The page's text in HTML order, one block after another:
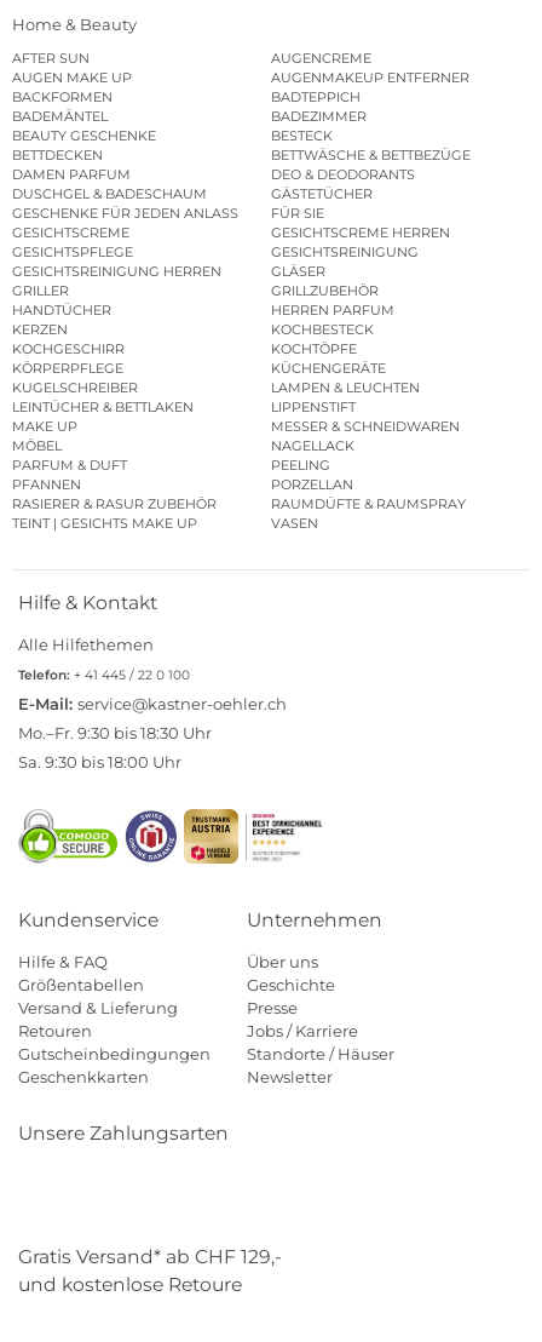
Home & Beauty
AFTER SUN
AUGENCREME
AUGEN MAKE UP
AUGENMAKEUP ENTFERNER
BACKFORMEN
BADTEPPICH
BADEMÄNTEL
BADEZIMMER
BEAUTY GESCHENKE
BESTECK
BETTDECKEN
BETTWÄSCHE & BETTBEZÜGE
DAMEN PARFUM
DEO & DEODORANTS
DUSCHGEL & BADESCHAUM
GÄSTETÜCHER
GESCHENKE FÜR JEDEN ANLASS
FÜR SIE
GESICHTSCREME
GESICHTSCREME HERREN
GESICHTSPFLEGE
GESICHTSREINIGUNG
GESICHTSREINIGUNG HERREN
GLÄSER
GRILLER
GRILLZUBEHÖR
HANDTÜCHER
HERREN PARFUM
KERZEN
KOCHBESTECK
KOCHGESCHIRR
KOCHTÖPFE
KÖRPERPFLEGE
KÜCHENGERÄTE
KUGELSCHREIBER
LAMPEN & LEUCHTEN
LEINTÜCHER & BETTLAKEN
LIPPENSTIFT
MAKE UP
MESSER & SCHNEIDWAREN
MÖBEL
NAGELLACK
PARFUM & DUFT
PEELING
PFANNEN
PORZELLAN
RASIERER & RASUR ZUBEHÖR
RAUMDÜFTE & RAUMSPRAY
TEINT | GESICHTS MAKE UP
VASEN
Hilfe & Kontakt
Alle Hilfethemen
Telefon: + 41 445 / 22 0 100
E-Mail: service@kastner-oehler.ch
Mo.–Fr. 9:30 bis 18:30 Uhr
Sa. 9:30 bis 18:00 Uhr
Kundenservice
Hilfe & FAQ
Größentabellen
Versand & Lieferung
Retouren
Gutscheinbedingungen
Geschenkkarten
Unternehmen
Über uns
Geschichte
Presse
Jobs / Karriere
Standorte / Häuser
Newsletter
Unsere Zahlungsarten
Gratis Versand* ab CHF 129,-
und kostenlose Retoure